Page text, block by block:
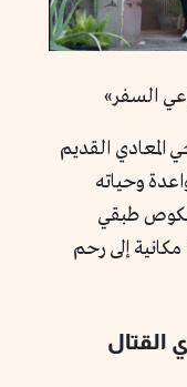
السفر»
المعادي القديم
وحياته
نكوص طبقي
إلى رحم
القتال